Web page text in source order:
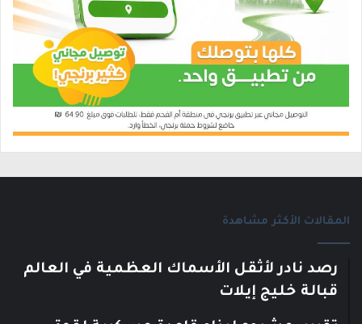
المقالات الأكثر مشاهدة
رصد نادر لأثقل الأسماك العظمية في العالم
قبالة خليج إيلات